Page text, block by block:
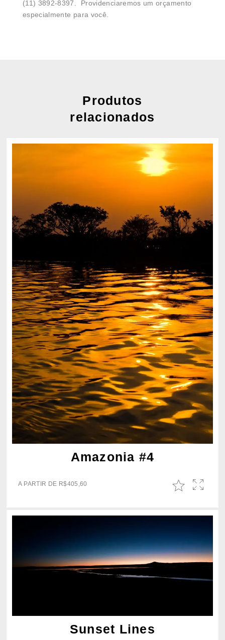
(11) 3892-8397. Providenciaremos um orçamento
especialmente para você.
Produtos
relacionados
Amazonia #4
A PARTIR DE R$405,60
Sunset Lines